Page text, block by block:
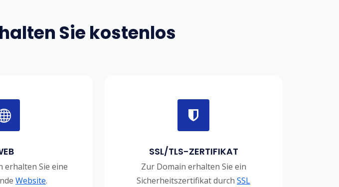
Sie kostenlos
erhalten Sie eine
Website.
SSL/TLS-ZERTIFIKAT
Zur Domain erhalten Sie ein
Sicherheitszertifikat durch SSL